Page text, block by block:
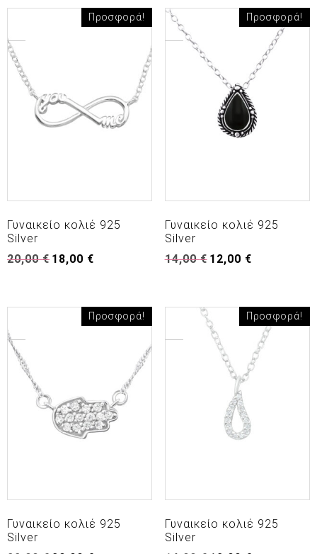
Προσφορά!
Γυναικείο κολιέ 925
Silver
20,00€ Original
18,00 €
18,00 €.
Προσφορά!
Γυναικείο κολιέ 925
Silver
14,00€ Original
12,00 €Η
12,00 €.
Προσφορά!
Γυναικείο κολιέ 925
Silver
Προσφορά!
Γυναικείο κολιέ 925
Silver